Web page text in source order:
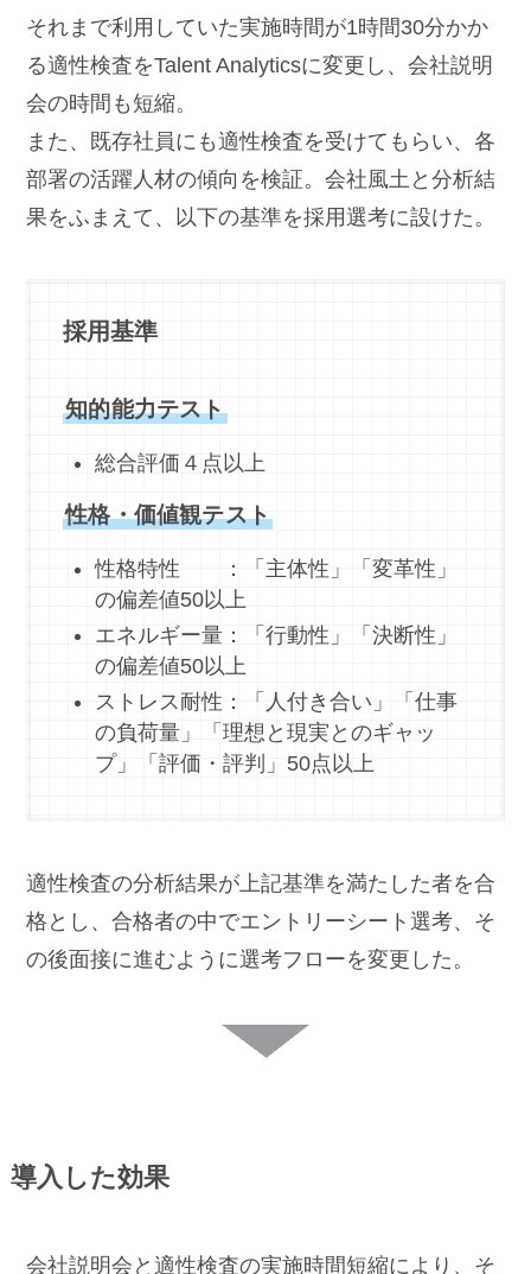
それまで利用していた実施時間が1時間30分かか
る適性検査をTalent Analyticsに変更し、会社説明
会の時間も短縮。
また、既存社員にも適性検査を受けてもらい、各
部署の活躍人材の傾向を検証。会社風土と分析結
果をふまえて、以下の基準を採用選考に設けた。
採用基準
知的能力テスト
総合評価４点以上
性格・価値観テスト
性格特性 ：「主体性」「変革性」
の偏差値50以上
エネルギー量：「行動性」「決断性」
の偏差値50以上
ストレス耐性：「人付き合い」「仕事
の負荷量」「理想と現実とのギャッ
プ」「評価・評判」50点以上
適性検査の分析結果が上記基準を満たした者を合
格とし、合格者の中でエントリーシート選考、そ
の後面接に進むように選考フローを変更した。
導入した効果
会社説明会と適性検査の実施時間短縮により、そ